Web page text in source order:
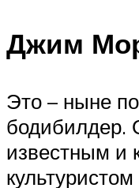
Джим
Это – ныне
известным и